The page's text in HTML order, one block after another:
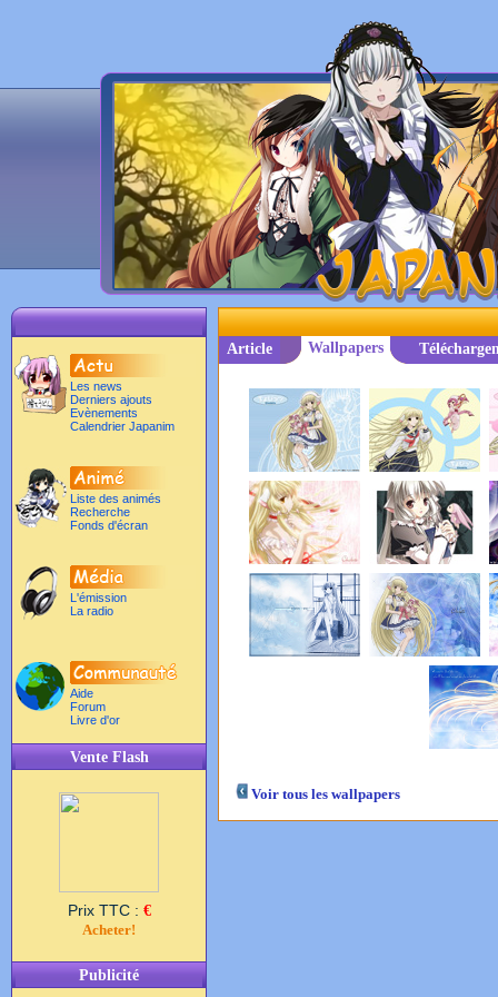
Les news
Derniers ajouts
Evènements
Calendrier Japanim
Liste des animés
Recherche
Fonds d'écran
L'émission
La radio
Aide
Forum
Livre d'or
Vente Flash
Prix TTC : €
Acheter!
Publicité
Article Wallpapers
Voir tous les wallpapers